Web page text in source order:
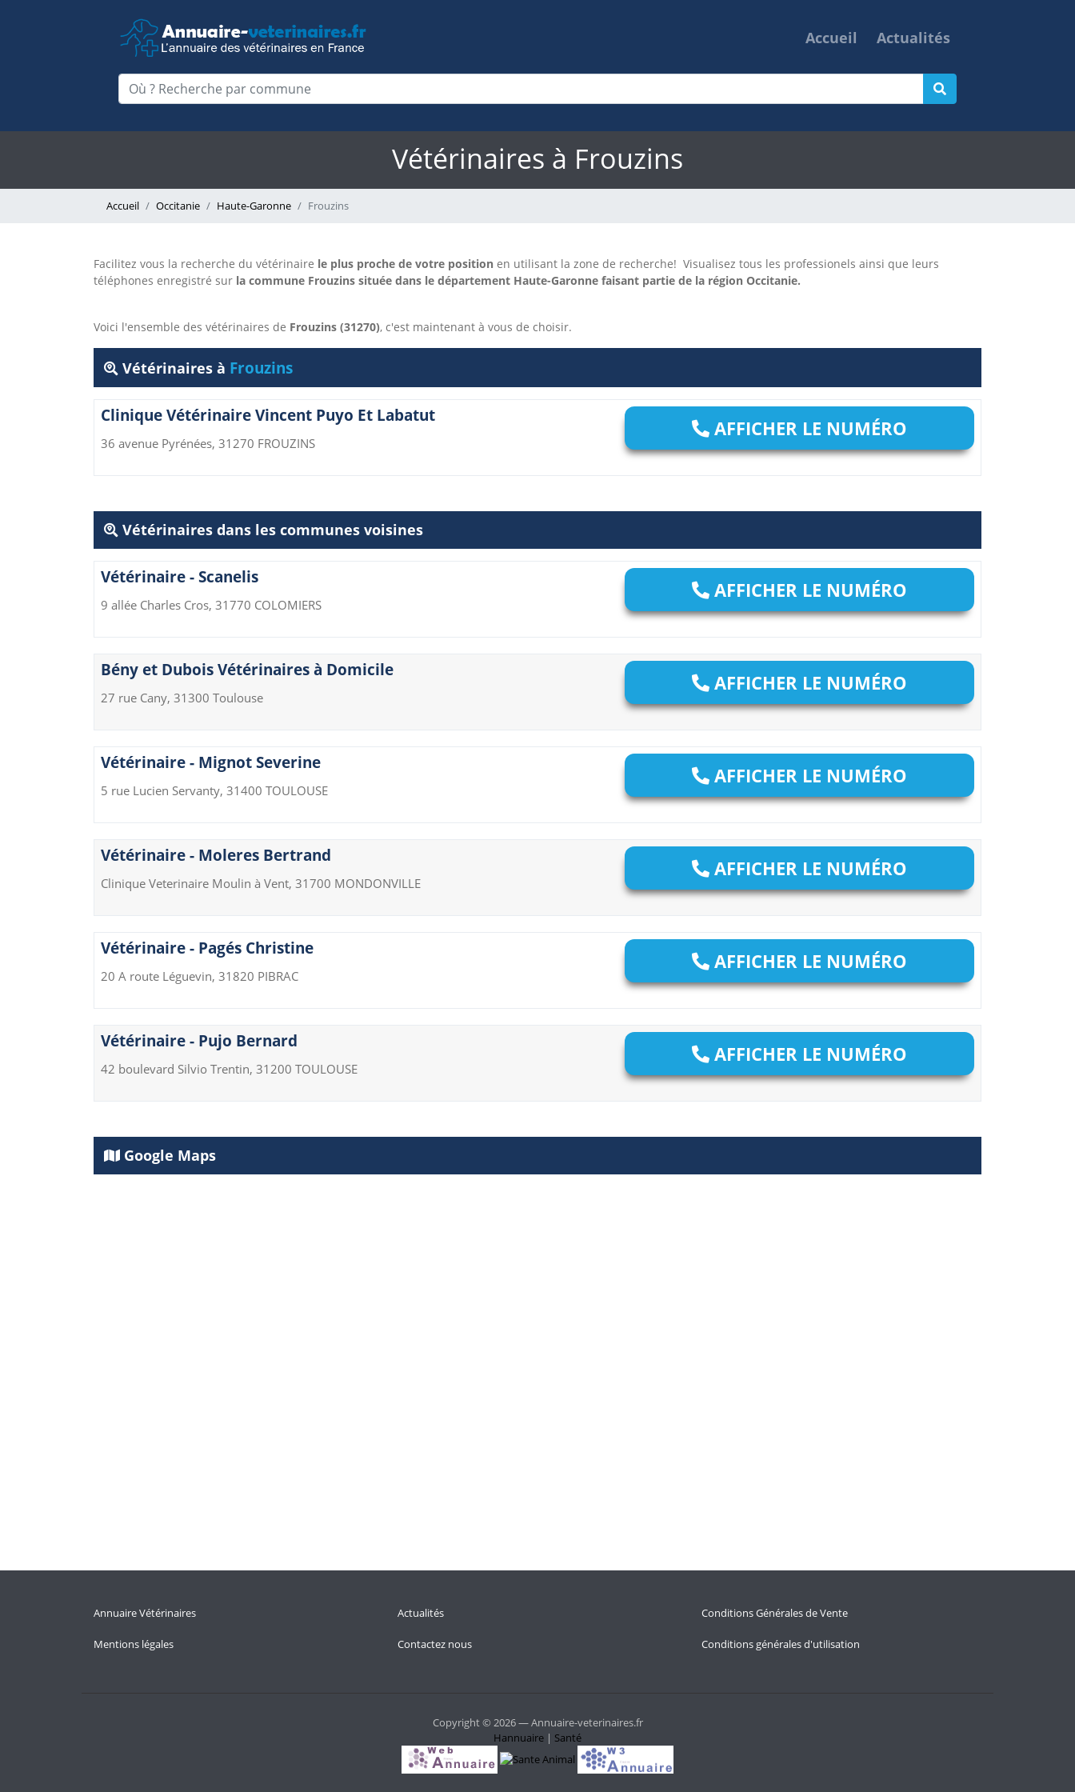
Accueil Actualités
Vétérinaires à Frouzins
Accueil Occitanie Haute-Garonne Frouzins
Facilitez vous la recherche du vétérinaire le plus proche de votre position en utilisant la zone de recherche! Visualisez tous les professionels ainsi que leurs
téléphones enregistré sur la commune Frouzins située dans le département Haute-Garonne faisant partie de la région Occitanie.
Voici l'ensemble des vétérinaires de Frouzins (31270), c'est maintenant à vous de choisir.
Vétérinaires à Frouzins
Clinique Vétérinaire Vincent Puyo Et Labatut
36 avenue Pyrénées, 31270 FROUZINS
AFFICHER LE NUMÉRO
Vétérinaires dans les communes voisines
Vétérinaire - Scanelis
9 allée Charles Cros, 31770 COLOMIERS
AFFICHER LE NUMÉRO
Bény et Dubois Vétérinaires à Domicile
27 rue Cany, 31300 Toulouse
AFFICHER LE NUMÉRO
Vétérinaire - Mignot Severine
5 rue Lucien Servanty, 31400 TOULOUSE
AFFICHER LE NUMÉRO
Vétérinaire - Moleres Bertrand
Clinique Veterinaire Moulin à Vent, 31700 MONDONVILLE
AFFICHER LE NUMÉRO
Vétérinaire - Pagés Christine
20 A route Léguevin, 31820 PIBRAC
AFFICHER LE NUMÉRO
Vétérinaire - Pujo Bernard
42 boulevard Silvio Trentin, 31200 TOULOUSE
AFFICHER LE NUMÉRO
Google Maps
Annuaire Vétérinaires
Mentions légales
Actualités
Contactez nous
Conditions Générales de Vente
Conditions générales d'utilisation
Copyright © 2026 — Annuaire-veterinaires.fr
Hannuaire | Santé